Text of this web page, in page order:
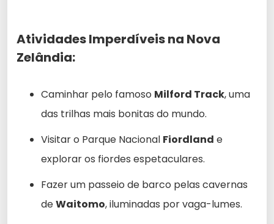
Atividades Imperdíveis na Nova
Zelândia:
Caminhar pelo famoso Milford Track, uma
das trilhas mais bonitas do mundo.
Visitar o Parque Nacional Fiordland e
explorar os fiordes espetaculares.
Fazer um passeio de barco pelas cavernas
deWaitomo, iluminadas por vaga-lumes.